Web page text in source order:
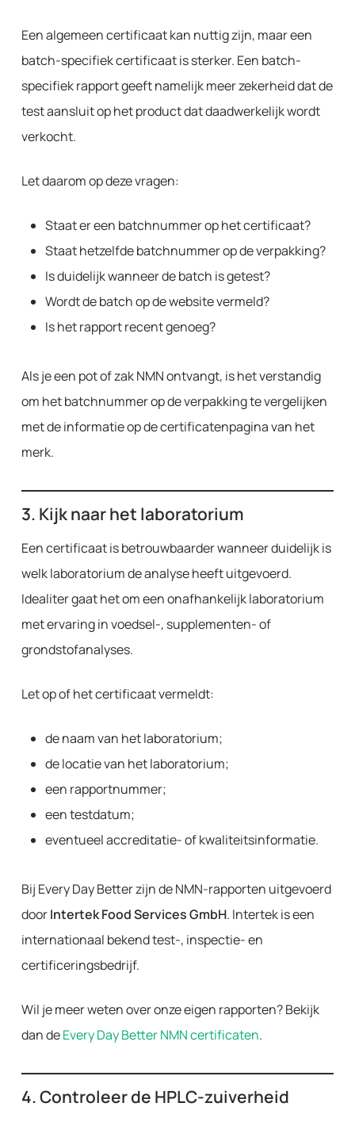
Een algemeen certificaat kan nuttig zijn, maar een
batch-specifiek certificaat is sterker. Een batch-
specifiek rapport geeft namelijk meer zekerheid dat de
test aansluit op het product dat daadwerkelijk wordt
verkocht.
Let daarom op deze vragen:
Staat er een batchnummer op het certificaat?
Staat hetzelfde batchnummer op de verpakking?
Is duidelijk wanneer de batch is getest?
Wordt de batch op de website vermeld?
Is het rapport recent genoeg?
Als je een pot of zak NMN ontvangt, is het verstandig
om het batchnummer op de verpakking te vergelijken
met de informatie op de certificatenpagina van het
merk.
3. Kijk naar het laboratorium
Een certificaat is betrouwbaarder wanneer duidelijk is
welk laboratorium de analyse heeft uitgevoerd.
Idealiter gaat het om een onafhankelijk laboratorium
met ervaring in voedsel-, supplementen- of
grondstofanalyses.
Let op of het certificaat vermeldt:
de naam van het laboratorium;
de locatie van het laboratorium;
een rapportnummer;
een testdatum;
eventueel accreditatie- of kwaliteitsinformatie.
Bij Every Day Better zijn de NMN-rapporten uitgevoerd
doorIntertek Food Services GmbH. Intertek is een
internationaal bekend test-, inspectie- en
certificeringsbedrijf.
Wil je meer weten over onze eigen rapporten? Bekijk
dan deEvery Day Better NMN certificaten.
4. Controleer de HPLC-zuiverheid